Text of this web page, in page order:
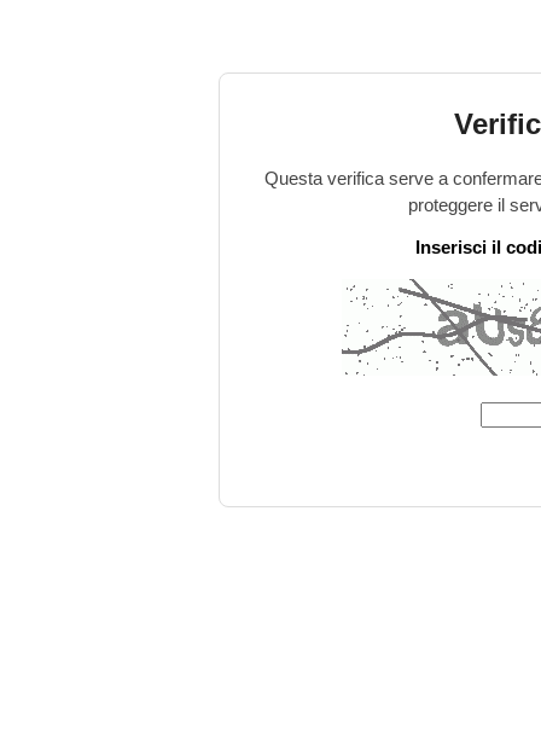
Questa verifica serve a
proteggere il
Inserisci il